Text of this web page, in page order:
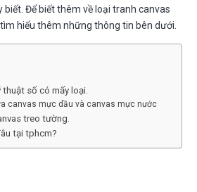
biết. Để biết thêm về loại tranh canvas
hiểu thêm những thông tin bên dưới.
thuật số có mấy loại.
canvas mực dầu và canvas mực nước
treo tường.
tại tphcm?